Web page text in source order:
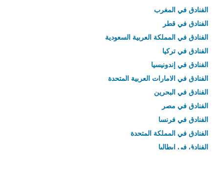
الفنادق في المغرب
الفنادق في قطر
الفنادق في المملكة العربية السعودية
الفنادق في تركيا
الفنادق في إندونيسيا
الفنادق في الامارات العربية المتحدة
الفنادق في البحرين
الفنادق في مصر
الفنادق في فرنسا
الفنادق في المملكة المتحدة
الفنادق في إيطاليا